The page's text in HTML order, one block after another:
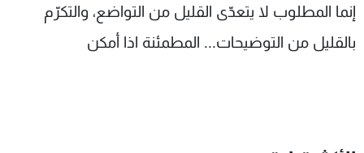
إنما المطلوب لا يتعدّى القليل من التواضع، والتكرّم
بالقليل من التوضيحات... المطمئنة اذا أمكن